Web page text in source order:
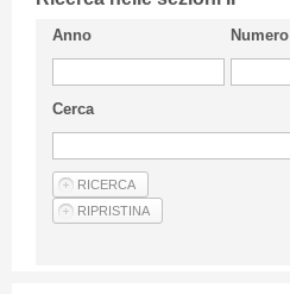
Guideline
Privacy & Policy
Articles
Anno Numero
Cerca